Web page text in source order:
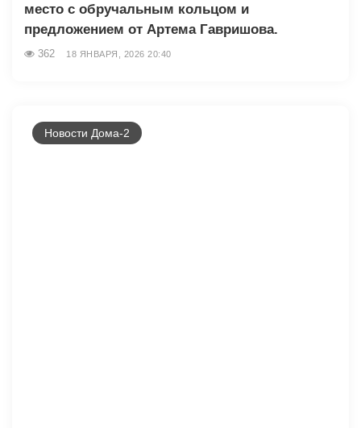
место с обручальным кольцом и
предложением от Артема Гавришова.
362 18 ЯНВАРЯ, 2026 20:40
Новости Дома-2